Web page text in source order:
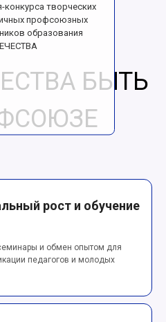
конкурса творческих
профсоюзных
образования
БЫТЬ
рост и обучение
и обмен опытом для
педагогов и молодых